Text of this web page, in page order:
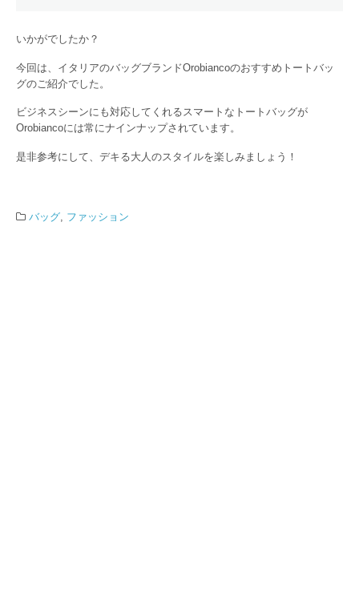
いかがでしたか？
今回は、イタリアのバッグブランドOrobiancoのおすすめトートバッ
グのご紹介でした。
ビジネスシーンにも対応してくれるスマートなトートバッグが
Orobiancoには常にナインナップされています。
是非参考にして、デキる大人のスタイルを楽しみましょう！
バッグ, ファッション